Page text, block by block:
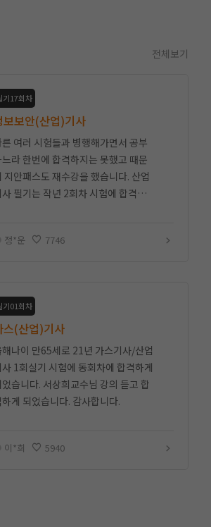
전체보기
기17회차
보보안(산업)기사
른 여러 시험들과 병행해가면서 공부
느라 한번에 합격하지는 못했고 때문
지안패스도 재수강을 했습니다. 산업
필기는 작년 2회차 시험에 합격했고
정*운 7746
기01회차
스(산업)기사
해나이 만65세로 21년 가스기사/산업
사 1회실기 시험에 동회차에 합격하게
었습니다. 서상희교수님 강의 듣고 합
하게 되었습니다. 감사합니다.
이*희 5940